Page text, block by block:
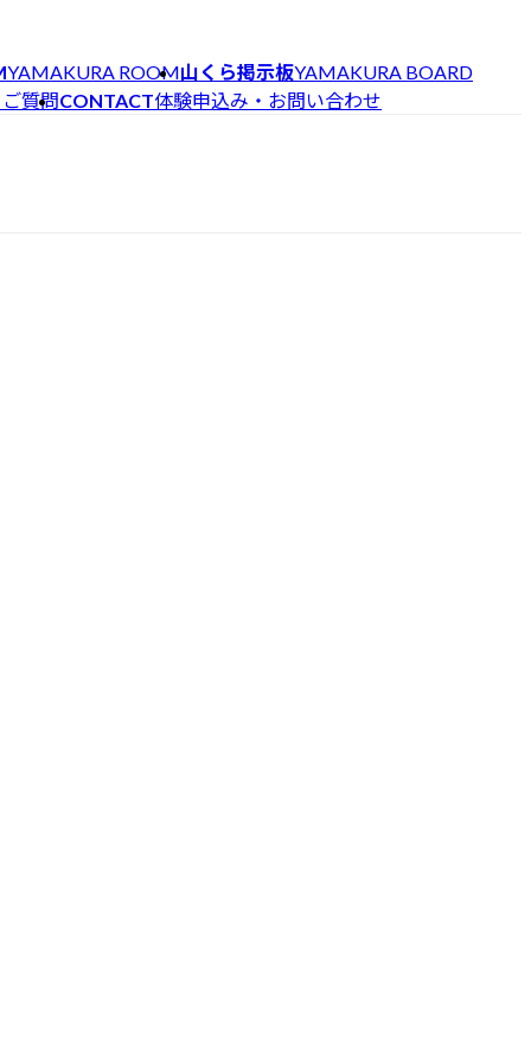
YAMAKURA ROOM山くら掲示板YAMAKURA BOARD
質問CONTACT体験申込み・お問い合わせ